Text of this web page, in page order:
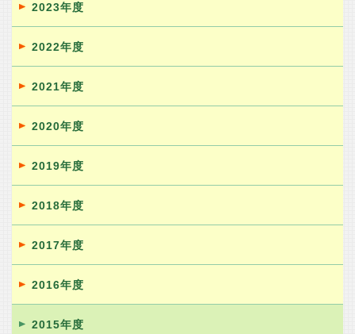
2023年度
2022年度
2021年度
2020年度
2019年度
2018年度
2017年度
2016年度
2015年度